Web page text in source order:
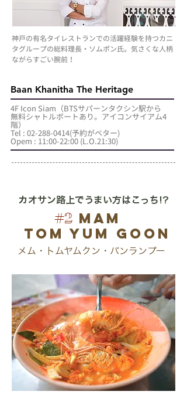
神戸の有名タイレストランでの活躍経験を持つカニ
タグループの総料理長・ソムポン氏。気さくな人柄
ながらすごい腕前！
Baan Khanitha The Heritage
4F Icon Siam（BTSサパーンタクシン駅から
無料シャトルボートあり。アイコンサイアム4
階）
Tel : 02-288-0414(予約がベター)
Opem : 11:00-22:00 (L.O.21:30)
カオサン路上でうまい方はこっち!?
#2 Mam
Tom Yum Goon
メム・トムヤムクン・バンランプー